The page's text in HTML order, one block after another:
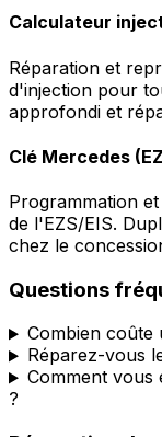
Calculateur
Réparation et
d'injection pour
approfondi et
Clé Mercedes
Programmation
de l'EZS/EIS.
chez le
Questions
Combien coûte
Réparez-vous
Comment
?